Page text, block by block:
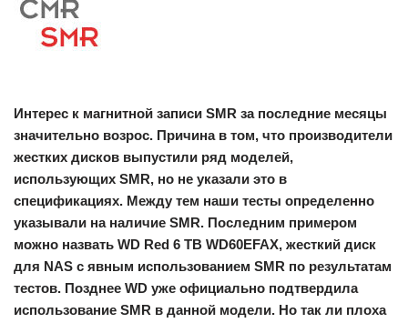
Интерес к магнитной записи SMR за последние месяцы
значительно возрос. Причина в том, что производители
жестких дисков выпустили ряд моделей,
использующих SMR, но не указали это в
спецификациях. Между тем наши тесты определенно
указывали на наличие SMR. Последним примером
можно назвать WD Red 6 TB WD60EFAX, жесткий диск
для NAS с явным использованием SMR по результатам
тестов. Позднее WD уже официально подтвердила
использование SMR в данной модели. Но так ли плоха